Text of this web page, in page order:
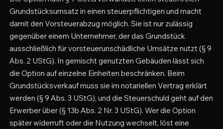
Grundstücksumsatz in einen steuerpflichtigen und macht
damit den Vorsteuerabzug möglich. Sie ist nur zulässig
gegenüber einem Unternehmer, der das Grundstück
ausschließlich für vorsteuerunschädliche Umsätze nutzt (§ 9
Abs. 2 UStG). In gemischt genutzten Gebäuden lässt sich
die Option auf einzelne Einheiten beschränken. Beim
Grundstücksverkauf muss sie im notariellen Vertrag erklärt
werden (§ 9 Abs. 3 UStG), und die Steuerschuld geht auf den
Erwerber über (§ 13b Abs. 2 Nr. 3 UStG). Wer die Option
später widerruft oder die Nutzung wechselt, löst eine